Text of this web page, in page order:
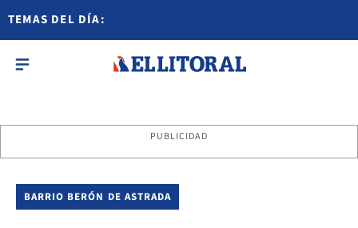
TEMAS DEL DÍA:
PUBLICIDAD
BARRIO BERÓN DE ASTRADA